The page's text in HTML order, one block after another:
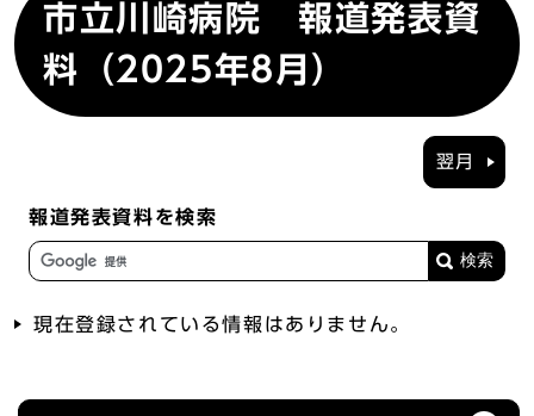
市立川崎病院 報道発表資
料（2025年8月）
翌月
報道発表資料を検索
現在登録されている情報はありません。